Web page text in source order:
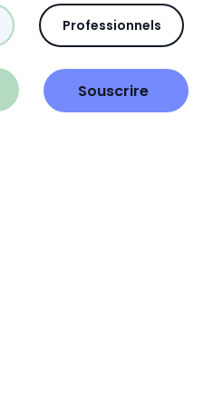
Professionnels
Souscrire